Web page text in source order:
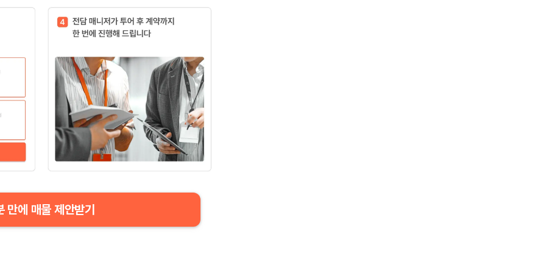
만에 매물 제안받기